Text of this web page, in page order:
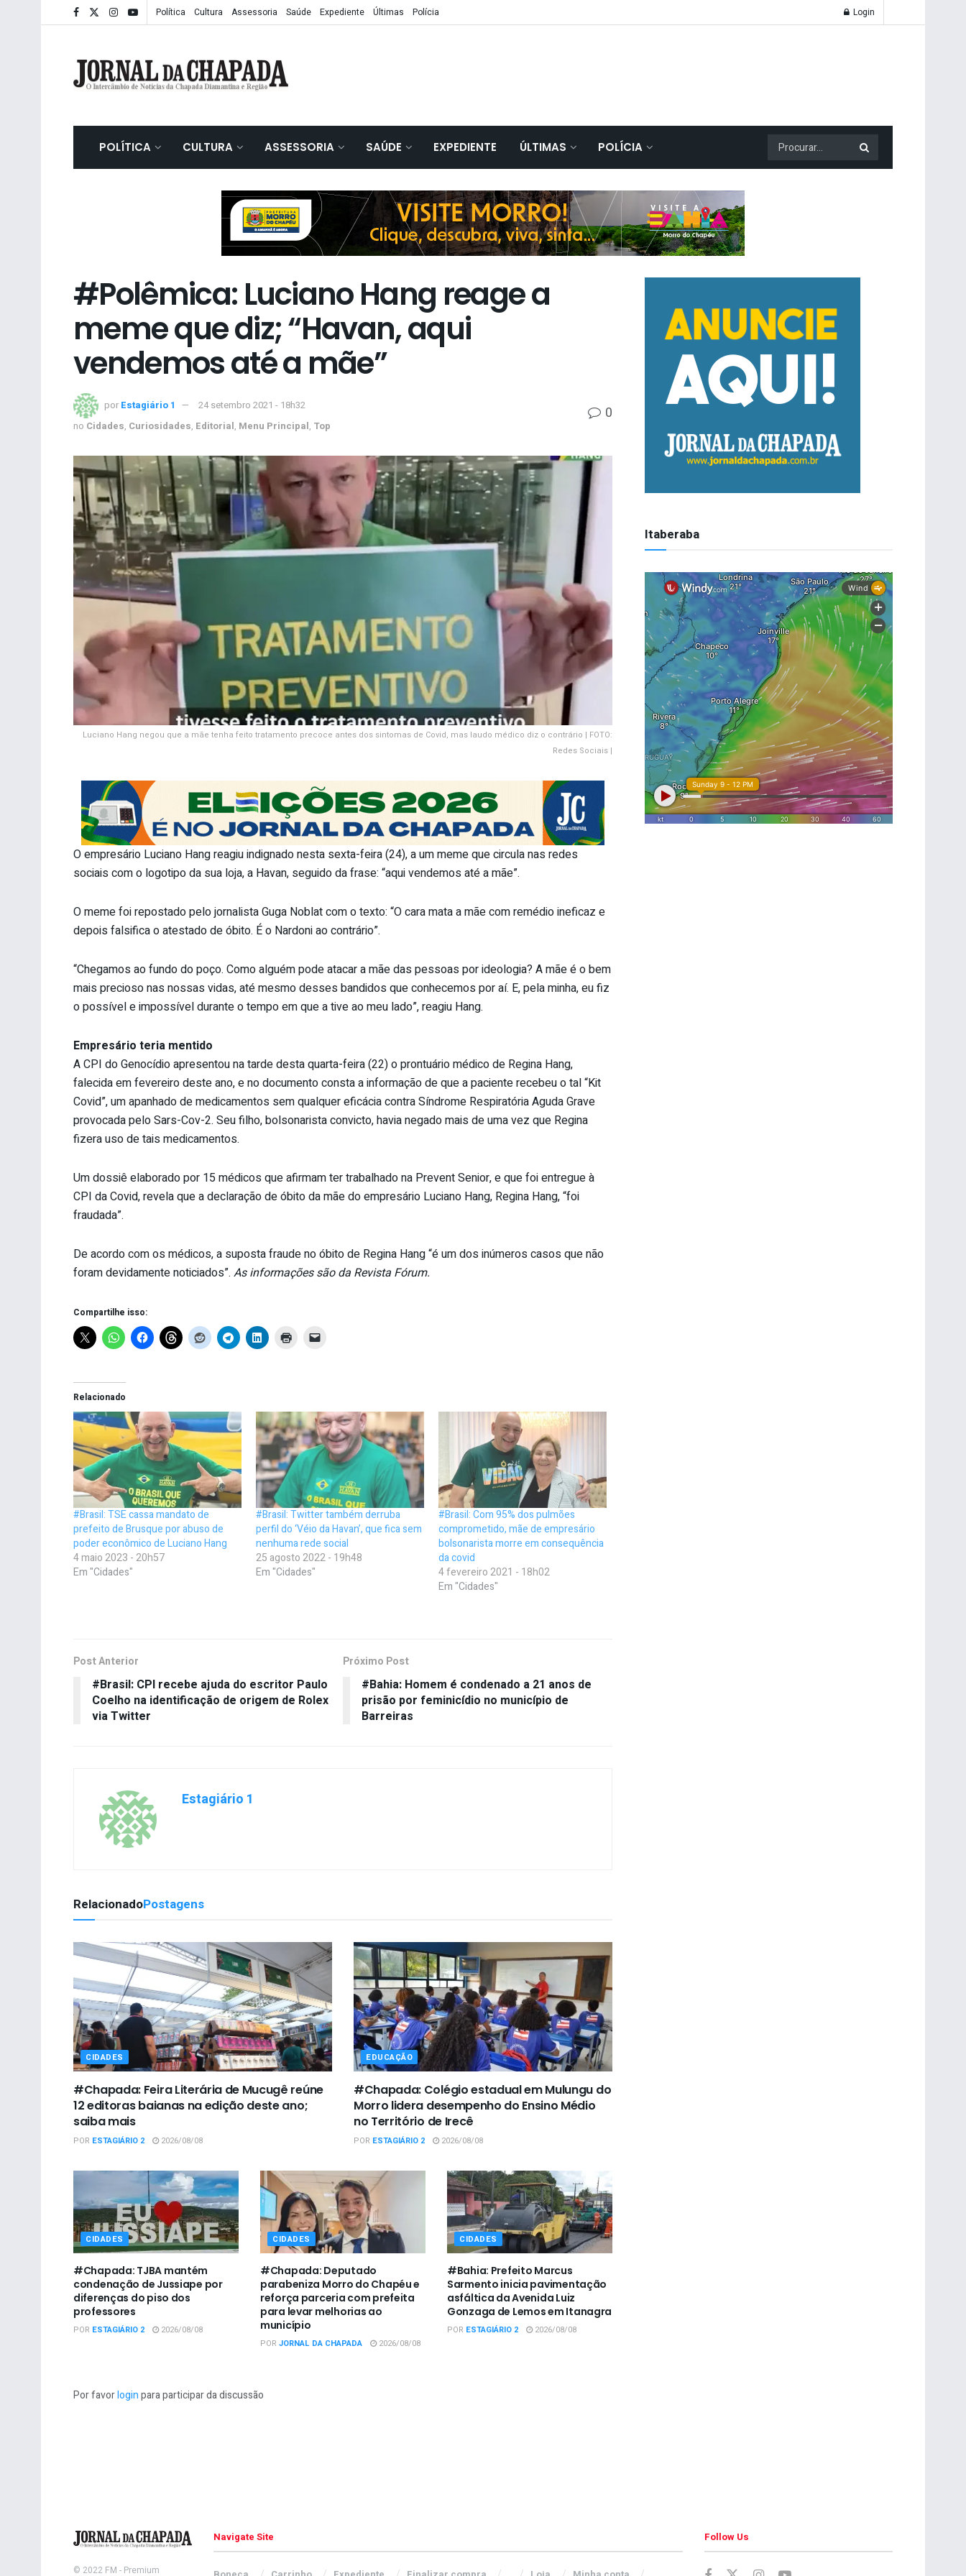
Política Cultura Assessoria Saúde Expediente Últimas Polícia Login
POLÍTICA CULTURA ASSESSORIA SAÚDE EXPEDIENTE ÚLTIMAS POLÍCIA
#Polêmica: Luciano Hang reage a
meme que diz; “Havan, aqui
vendemos até a mãe”
por Estagiário 1
24 setembro 2021 - 18h32
no Cidades, Curiosidades, Editorial, Menu Principal, Top
0
Luciano Hang negou que a mãe tenha feito tratamento precoce antes dos sintomas de Covid, mas laudo médico diz o contrário | FOTO:
Redes Sociais |
O empresário Luciano Hang reagiu indignado nesta sexta-feira (24), a um meme que circula nas redes
sociais com o logotipo da sua loja, a Havan, seguido da frase: “aqui vendemos até a mãe”.
O meme foi repostado pelo jornalista Guga Noblat com o texto: “O cara mata a mãe com remédio ineficaz e
depois falsifica o atestado de óbito. É o Nardoni ao contrário”.
“Chegamos ao fundo do poço. Como alguém pode atacar a mãe das pessoas por ideologia? A mãe é o bem
mais precioso nas nossas vidas, até mesmo desses bandidos que conhecemos por aí. E, pela minha, eu fiz
o possível e impossível durante o tempo em que a tive ao meu lado”, reagiu Hang.
Empresário teria mentido
A CPI do Genocídio apresentou na tarde desta quarta-feira (22) o prontuário médico de Regina Hang,
falecida em fevereiro deste ano, e no documento consta a informação de que a paciente recebeu o tal “Kit
Covid”, um apanhado de medicamentos sem qualquer eficácia contra Síndrome Respiratória Aguda Grave
provocada pelo Sars-Cov-2. Seu filho, bolsonarista convicto, havia negado mais de uma vez que Regina
fizera uso de tais medicamentos.
Um dossiê elaborado por 15 médicos que afirmam ter trabalhado na Prevent Senior, e que foi entregue à
CPI da Covid, revela que a declaração de óbito da mãe do empresário Luciano Hang, Regina Hang, “foi
fraudada”.
De acordo com os médicos, a suposta fraude no óbito de Regina Hang “é um dos inúmeros casos que não
foram devidamente noticiados”. As informações são da Revista Fórum.
Compartilhe isso:
Relacionado
#Brasil: TSE cassa mandato de
prefeito de Brusque por abuso de
poder econômico de Luciano Hang
4 maio 2023 - 20h57
Em "Cidades"
#Brasil: Twitter também derruba
perfil do ‘Véio da Havan’, que fica sem
nenhuma rede social
25 agosto 2022 - 19h48
Em "Cidades"
#Brasil: Com 95% dos pulmões
comprometido, mãe de empresário
bolsonarista morre em consequência
da covid
4 fevereiro 2021 - 18h02
Em "Cidades"
Post Anterior
#Brasil: CPI recebe ajuda do escritor Paulo
Coelho na identificação de origem de Rolex
via Twitter
Próximo Post
#Bahia: Homem é condenado a 21 anos de
prisão por feminicídio no município de
Barreiras
Estagiário 1
RelacionadoPostagens
CIDADES
#Chapada: Feira Literária de Mucugê reúne
12 editoras baianas na edição deste ano;
saiba mais
POR ESTAGIÁRIO 2 2026/08/08
EDUCAÇÃO
#Chapada: Colégio estadual em Mulungu do
Morro lidera desempenho do Ensino Médio
no Território de Irecê
POR ESTAGIÁRIO 2 2026/08/08
CIDADES
#Chapada: TJBA mantém
condenação de Jussiape por
diferenças do piso dos
professores
POR ESTAGIÁRIO 2 2026/08/08
CIDADES
#Chapada: Deputado
parabeniza Morro do Chapéu e
reforça parceria com prefeita
para levar melhorias ao
município
POR JORNAL DA CHAPADA 2026/08/08
CIDADES
#Bahia: Prefeito Marcus
Sarmento inicia pavimentação
asfáltica da Avenida Luiz
Gonzaga de Lemos em Itanagra
POR ESTAGIÁRIO 2 2026/08/08
Por favorloginpara participar da discussão
Itaberaba
© 2022 FM - Premium
Navigate Site Follow Us